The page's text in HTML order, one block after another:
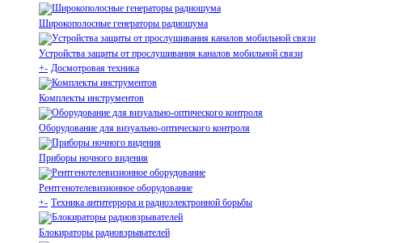
Широкополосные генераторы радиошума
Устройства защиты от прослушивания каналов мобильной связи
+- Досмотровая техника
Комплекты инструментов
Оборудование для визуально-оптического контроля
Приборы ночного видения
Рентгенотелевизионное оборудование
+- Техника антитеррора и радиоэлектронной борьбы
Блокираторы радиовзрывателей